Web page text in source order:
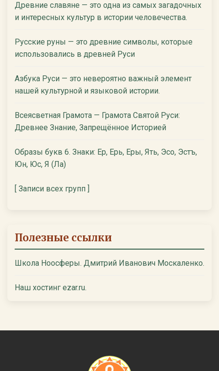
Древние славяне — это одна из самых загадочных
и интересных культур в истории человечества.
Русские руны — это древние символы, которые
использовались в древней Руси
Азбука Руси — это невероятно важный элемент
нашей культурной и языковой истории.
Всеясветная Грамота — Грамота Святой Руси:
Древнее Знание, Запрещённое Историей
Образы букв 6. Знаки: Ер, Ерь, Еры, Ять, Эсо, Эстъ,
Юн, Юс, Я (Ла)
[ Записи всех групп ]
Полезные ссылки
Школа Ноосферы. Дмитрий Иванович Москаленко.
Наш хостинг ezar.ru.